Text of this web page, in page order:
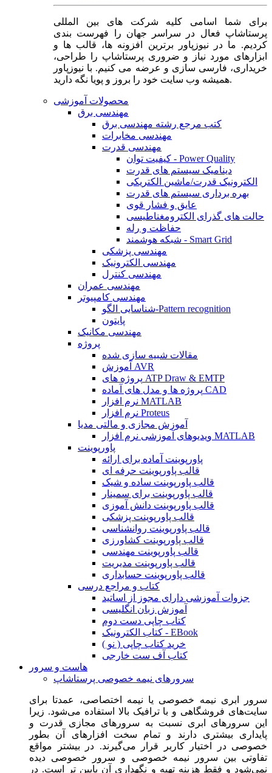
برای شما اسامی کلیه شرکت های بین المللی
پرستاشاپ فعال در سراسر جهان را فهرست بندی
کردیم. ما در نیوزپاور برترین افزونه ها، قالب ها و
ابزارهای مورد نیاز و ضروری پرستاشاپ را طراحی،
خریداری، فارسی سازی و عرضه می کنیم. با نیوزپاور
همیشه وب سایت خود را بروز و پویا نگه دارید.
محصولات آموزشی
مهندسی برق
کتب مرجع رشته مهندسی برق
مهندسی مخابرات
مهندسی قدرت
کیفیت توان - Power Quality
دینامیک سیستم های قدرت
الکترونیک قدرت/ماشین الکتریکی
بهره برداری سیستم های قدرت
عایق و فشار قوی
حالت های گذرای الکترومغناطیسی
حفاظت و رله
شبکه هوشمند - Smart Grid
مهندسی پزشکی
مهندسی الکترونیک
مهندسی کنترل
مهندسی عمران
مهندسی کامپیوتر
شناسایی الگو-Pattern recognition
پایتون
مهندسی مکانیک
پروژه
مقالات شبیه سازی شده
آموزش AVR
پروژه های ATP Draw & EMTP
پروژه ها و مدل های آماده CAD
نرم افزار MATLAB
نرم افزار Proteus
آموزش مجازی و مالتی مدیا
ویدیوهای آموزشی نرم افزار MATLAB
پاورپوینت
پاورپوینت آماده برای ارائه
قالب پاورپوینت حرفه ای
قالب پاورپوینت ساده و شیک
قالب پاورپوینت برای سمینار
قالب پاورپوینت دانش آموزی
قالب پاورپوینت پزشکی
قالب پاورپوینت روانشناسی
قالب پاورپوینت کشاورزی
قالب پاورپوینت مهندسی
قالب پاورپوینت مدیریت
قالب پاورپوینت حسابداری
کتاب و مراجع درسی
جزوات آموزشی دارای مجوز از اساتید
آموزش زبان انگلیسی
کتاب چاپی دست دوم
کتاب الکترونیک - EBook
خرید کتاب چاپی ( نو )
کتاب آف ست خارجی
هاست و سرور
سرورهای نیمه خصوصی پرستاشاپ
سرور ابری نیمه خصوصی یا نیمه اختصاصی، عمدتا برای
سایت‌های فروشگاهی و با ترافیک بالا استفاده می‌شود. زیرا
این سرورهای ابری نسبت به سرورهای مجازی قدرت و
پایداری بیشتری دارند و تمام سخت افزارهای آن بطور
خصوصی در اختیار کاربر قرار می‌گیرند. در بیشتر مواقع
تفاوتی بین سرور نیمه خصوصی و سرور خصوصی دیده
نمی‌شود و فقط هزینه تهیه و نگهداری آن پایین تر است. در